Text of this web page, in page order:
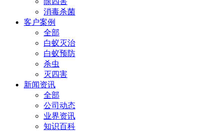
消毒杀菌
客户案例
全部
白蚁灭治
白蚁预防
杀虫
灭四害
新闻资讯
全部
公司动态
业界资讯
知识百科